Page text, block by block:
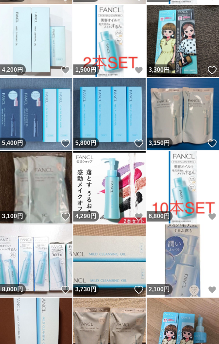
4,200円 いいね！
1,500円 いいね！
3,300円
5,400円 いいね！
5,800円 いいね！
3,150円
3,100円 いいね！
4,290円 いいね！
6,800円
8,000円 いいね！
3,730円 いいね！
2,100 円